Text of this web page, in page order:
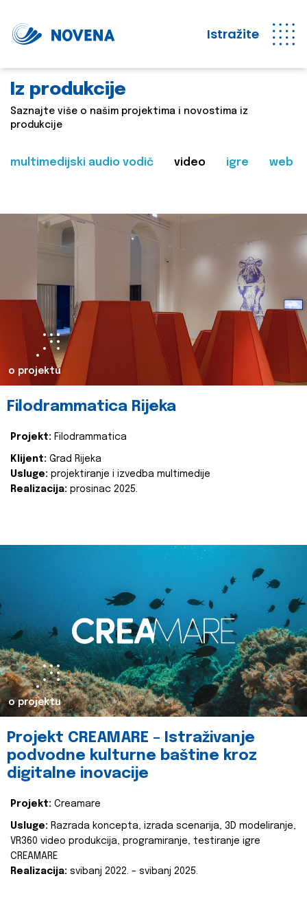
Istražite
Iz produkcije
Saznajte više o našim projektima i novostima iz
produkcije
multimedijski audio vodič video igre web
o projektu
Filodrammatica Rijeka
Projekt: Filodrammatica
Klijent: Grad Rijeka
Usluge: projektiranje i izvedba multimedije
Realizacija: prosinac 2025.
o projektu
Projekt CREAMARE – Istraživanje
podvodne kulturne baštine kroz
digitalne inovacije
Projekt: Creamare
Usluge: Razrada koncepta, izrada scenarija, 3D modeliranje,
VR360 video produkcija, programiranje, testiranje igre
CREAMARE
Realizacija: svibanj 2022. – svibanj 2025.